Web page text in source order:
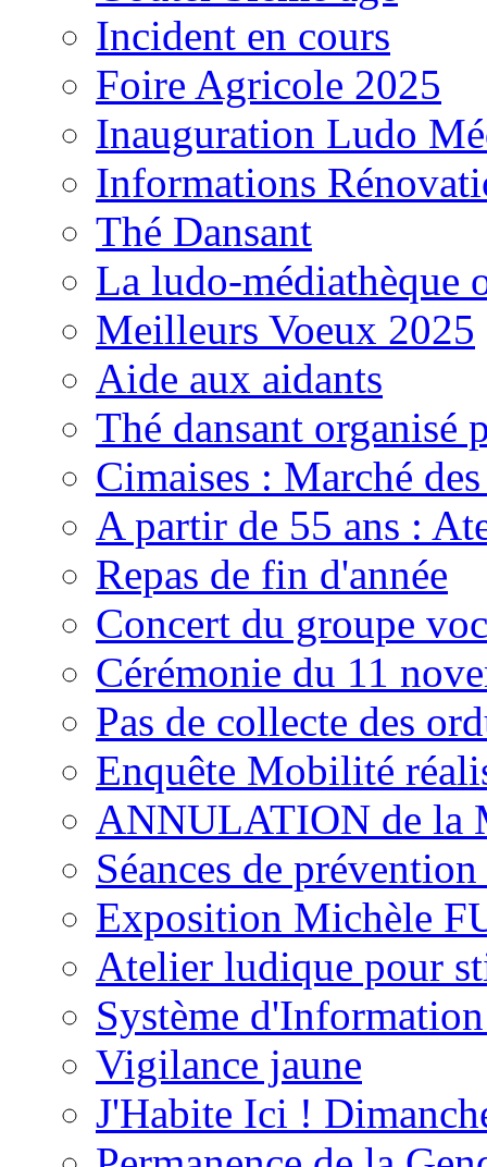
Incident en cours
Foire Agricole 2025
Inauguration Ludo
Informations
Thé Dansant
La ludo-médiathèque
Meilleurs Voeux 2025
Aide aux aidants
Thé dansant organisé
Cimaises : Marché
A partir de 55 ans :
Repas de fin d'année
Concert du groupe
Cérémonie du 11
Pas de collecte des
Enquête Mobilité
ANNULATION de la
Séances de
Exposition Michèle
Atelier ludique pour
Système
Vigilance jaune
J'Habite Ici !